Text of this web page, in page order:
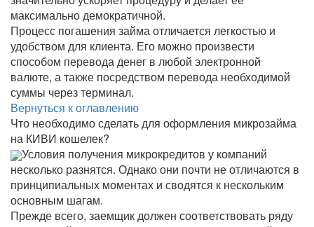
максимально демократичной.
Процесс погашения займа отличается легкостью и
удобством для клиента. Его можно произвести
способом перевода денег в любой электронной
валюте, а также посредством перевода необходимой
суммы через терминал.
Вернуться к оглавлению
Что необходимо сделать для оформления микрозайма
на КИВИ кошелек?
Условия получения микрокредитов у компаний
несколько разнятся. Однако они почти не отличаются в
принципиальных моментах и сводятся к нескольким
основным шагам.
Прежде всего, заемщик должен соответствовать ряду